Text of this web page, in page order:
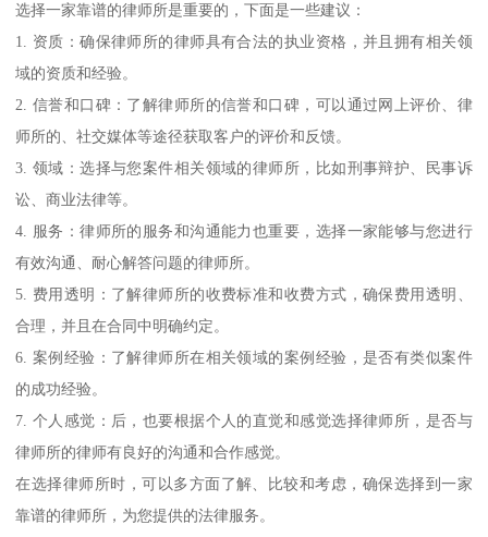
选择一家靠谱的律师所是重要的，下面是一些建议：
1. 资质：确保律师所的律师具有合法的执业资格，并且拥有相关领
域的资质和经验。
2. 信誉和口碑：了解律师所的信誉和口碑，可以通过网上评价、律
师所的、社交媒体等途径获取客户的评价和反馈。
3. 领域：选择与您案件相关领域的律师所，比如刑事辩护、民事诉
讼、商业法律等。
4. 服务：律师所的服务和沟通能力也重要，选择一家能够与您进行
有效沟通、耐心解答问题的律师所。
5. 费用透明：了解律师所的收费标准和收费方式，确保费用透明、
合理，并且在合同中明确约定。
6. 案例经验：了解律师所在相关领域的案例经验，是否有类似案件
的成功经验。
7. 个人感觉：后，也要根据个人的直觉和感觉选择律师所，是否与
律师所的律师有良好的沟通和合作感觉。
在选择律师所时，可以多方面了解、比较和考虑，确保选择到一家
靠谱的律师所，为您提供的法律服务。